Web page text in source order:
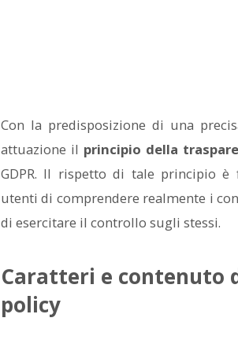
Con la predisposizione di una
attuazione il principio della
GDPR. Il rispetto di tale principio è
utenti di comprendere realmente i
di esercitare il controllo sugli stessi.
Caratteri e contenuto
policy